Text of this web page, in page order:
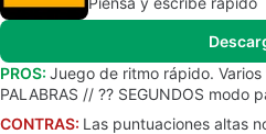
PROS: Juego de ritmo rápido.
PALABRAS // ?? SEGUNDOS modo
CONTRAS: Las puntuaciones altas